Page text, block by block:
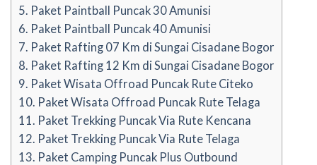
5. Paket Paintball Puncak 30 Amunisi
6. Paket Paintball Puncak 40 Amunisi
7. Paket Rafting 07 Km di Sungai Cisadane Bogor
8. Paket Rafting 12 Km di Sungai Cisadane Bogor
9. Paket Wisata Offroad Puncak Rute Citeko
10. Paket Wisata Offroad Puncak Rute Telaga
11. Paket Trekking Puncak Via Rute Kencana
12. Paket Trekking Puncak Via Rute Telaga
13. Paket Camping Puncak Plus Outbound